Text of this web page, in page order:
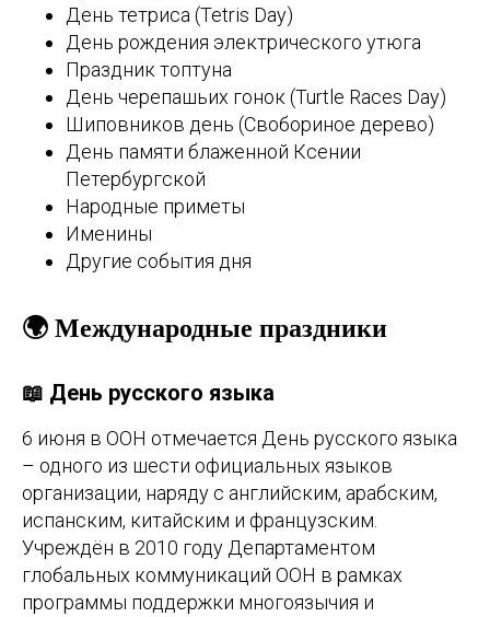
День тетриса (Tetris Day)
День рождения электрического утюга
Праздник топтуна
День черепашьих гонок (Turtle Races Day)
Шиповников день (Свобориное дерево)
День памяти блаженной Ксении
Петербургской
Народные приметы
Именины
Другие события дня
🌍 Международные праздники
📖 День русского языка
6 июня в ООН отмечается День русского языка
– одного из шести официальных языков
организации, наряду с английским, арабским,
испанским, китайским и французским.
Учреждён в 2010 году Департаментом
глобальных коммуникаций ООН в рамках
программы поддержки многоязычия и